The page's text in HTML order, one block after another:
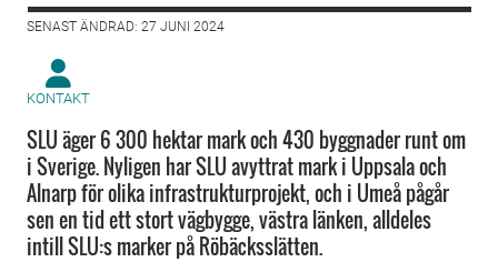
SENAST ÄNDRAD: 27 JUNI 2024
KONTAKT
SLU äger 6 300 hektar mark och 430 byggnader runt om
i Sverige. Nyligen har SLU avyttrat mark i Uppsala och
Alnarp för olika infrastrukturprojekt, och i Umeå pågår
sen en tid ett stort vägbygge, västra länken, alldeles
intill SLU:s marker på Röbäcksslätten.